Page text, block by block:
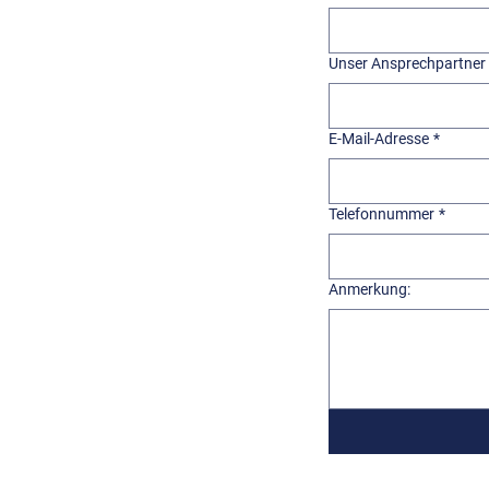
Unser Ansprechpartner
E-Mail-Adresse *
Telefonnummer *
Anmerkung: